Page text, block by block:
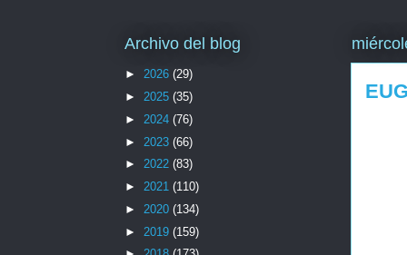
Archivo del blog
► 2026 (29)
► 2025 (35)
► 2024 (76)
► 2023 (66)
► 2022 (83)
► 2021 (110)
► 2020 (134)
► 2019 (159)